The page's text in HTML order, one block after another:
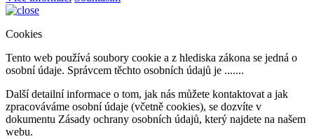
Cookies
Tento web používá soubory cookie a z hlediska zákona se jedná o
osobní údaje. Správcem těchto osobních údajů je .......
Další detailní informace o tom, jak nás můžete kontaktovat a jak
zpracováváme osobní údaje (včetně cookies), se dozvíte v
dokumentu Zásady ochrany osobních údajů, který najdete na našem
webu.